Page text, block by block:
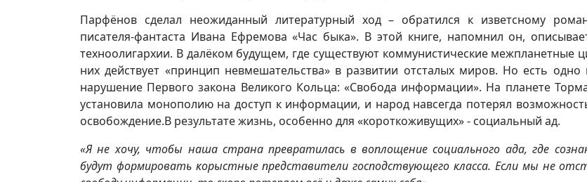
Парфёнов сделал неожиданный литературный ход – обратился к изветсному
писателя-фантаста Ивана Ефремова «Час быка». В этой книге, напомнил он,
техноолигархии. В далёком будущем, где существуют коммунистические межпланетные
них действует «принцип невмешательства» в развитии отсталых миров. Но есть одно
нарушение Первого закона Великого Кольца: «Свобода информации». На планете
установила монополию на доступ к информации, и народ навсегда потерял
освобождение.В результате жизнь, особенно для «короткоживущих» - социальный ад.
«Я не хочу, чтобы наша страна превратилась в воплощение социального ада, где
будут формировать корыстные представители господствующего класса. Если мы не